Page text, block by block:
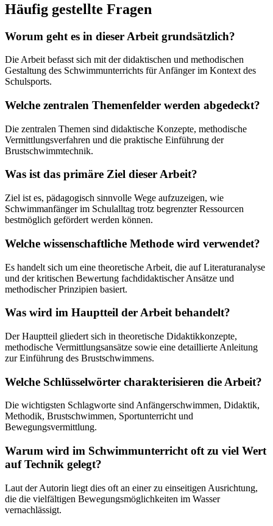
Häufig gestellte Fragen
Worum geht es in dieser Arbeit grundsätzlich?
Die Arbeit befasst sich mit der didaktischen und methodischen
Gestaltung des Schwimmunterrichts für Anfänger im Kontext des
Schulsports.
Welche zentralen Themenfelder werden abgedeckt?
Die zentralen Themen sind didaktische Konzepte, methodische
Vermittlungsverfahren und die praktische Einführung der
Brustschwimmtechnik.
Was ist das primäre Ziel dieser Arbeit?
Ziel ist es, pädagogisch sinnvolle Wege aufzuzeigen, wie
Schwimmanfänger im Schulalltag trotz begrenzter Ressourcen
bestmöglich gefördert werden können.
Welche wissenschaftliche Methode wird verwendet?
Es handelt sich um eine theoretische Arbeit, die auf Literaturanalyse
und der kritischen Bewertung fachdidaktischer Ansätze und
methodischer Prinzipien basiert.
Was wird im Hauptteil der Arbeit behandelt?
Der Hauptteil gliedert sich in theoretische Didaktikkonzepte,
methodische Vermittlungsansätze sowie eine detaillierte Anleitung
zur Einführung des Brustschwimmens.
Welche Schlüsselwörter charakterisieren die Arbeit?
Die wichtigsten Schlagworte sind Anfängerschwimmen, Didaktik,
Methodik, Brustschwimmen, Sportunterricht und
Bewegungsvermittlung.
Warum wird im Schwimmunterricht oft zu viel Wert
auf Technik gelegt?
Laut der Autorin liegt dies oft an einer zu einseitigen Ausrichtung,
die die vielfältigen Bewegungsmöglichkeiten im Wasser
vernachlässigt.